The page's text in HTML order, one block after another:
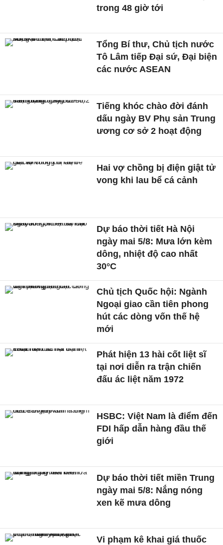
trong 48 giờ tới
Tổng Bí thư, Chủ tịch nước
Tô Lâm tiếp Đại sứ, Đại biện
các nước ASEAN
Tiếng khóc chào đời đánh
dấu ngày BV Phụ sản Trung
ương cơ sở 2 hoạt động
Hai vợ chồng bị điện giật tử
vong khi lau bể cá cảnh
Dự báo thời tiết Hà Nội
ngày mai 5/8: Mưa lớn kèm
dông, nhiệt độ cao nhất
30°C
Chủ tịch Quốc hội: Ngành
Ngoại giao cần tiên phong
hút các dòng vốn thế hệ
mới
Phát hiện 13 hài cốt liệt sĩ
tại nơi diễn ra trận chiến
đấu ác liệt năm 1972
HSBC: Việt Nam là điểm đến
FDI hấp dẫn hàng đầu thế
giới
Dự báo thời tiết miền Trung
ngày mai 5/8: Nắng nóng
xen kẽ mưa dông
Vi phạm kê khai giá thuốc